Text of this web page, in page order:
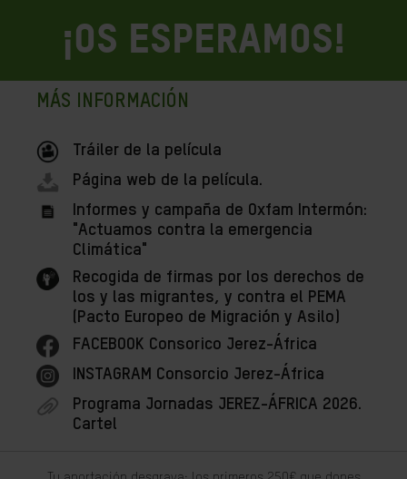
¡OS ESPERAMOS!
MÁS INFORMACIÓN
Tráiler de la película
Página web de la película.
Informes y campaña de Oxfam Intermón:
"Actuamos contra la emergencia
Climática"
Recogida de firmas por los derechos de
los y las migrantes, y contra el PEMA
(Pacto Europeo de Migración y Asilo)
FACEBOOK Consorico Jerez-África
INSTAGRAM Consorcio Jerez-África
Programa Jornadas JEREZ-ÁFRICA 2026.
Cartel